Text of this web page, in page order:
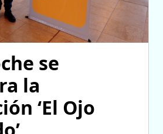
se
la
‘El Ojo